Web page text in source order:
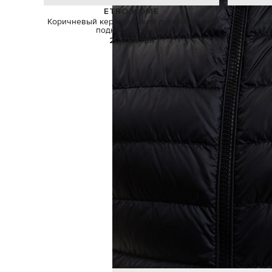
ETRO HOME
Коричневый керамический лакированный
поднос с принтом
20 784 грн